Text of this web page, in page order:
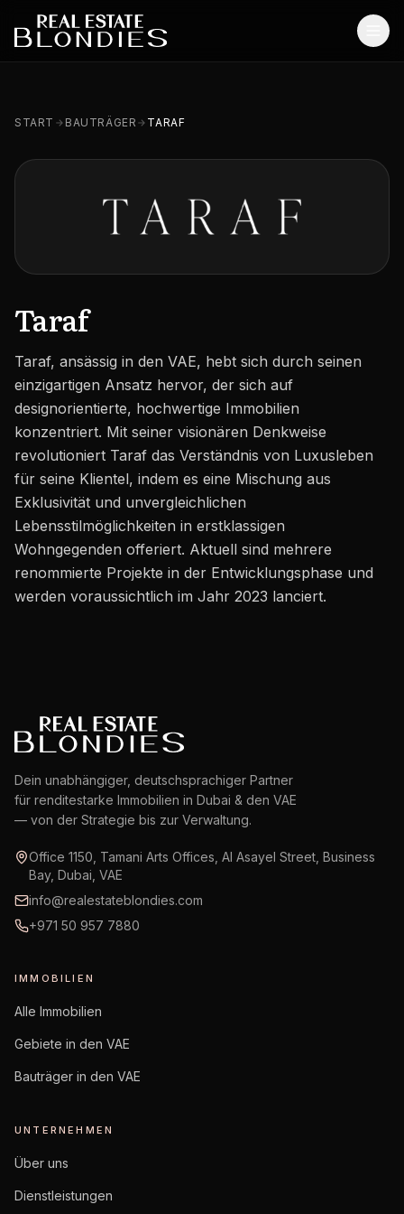
Blog
Karriere
Gebiete in den VAE
Bauträger in den VAE
START BAUTRÄGER TARAF
Taraf
Taraf, ansässig in den VAE, hebt sich durch seinen
einzigartigen Ansatz hervor, der sich auf
designorientierte, hochwertige Immobilien
konzentriert. Mit seiner visionären Denkweise
revolutioniert Taraf das Verständnis von Luxusleben
für seine Klientel, indem es eine Mischung aus
Exklusivität und unvergleichlichen
Lebensstilmöglichkeiten in erstklassigen
Wohngegenden offeriert. Aktuell sind mehrere
renommierte Projekte in der Entwicklungsphase und
werden voraussichtlich im Jahr 2023 lanciert.
Dein unabhängiger, deutschsprachiger Partner
für renditestarke Immobilien in Dubai & den VAE
— von der Strategie bis zur Verwaltung.
Office 1150, Tamani Arts Offices, Al Asayel Street, Business
Bay, Dubai, VAE
info@realestateblondies.com
+971 50 957 7880
IMMOBILIEN
Alle Immobilien
Gebiete in den VAE
Bauträger in den VAE
UNTERNEHMEN
Über uns
Dienstleistungen